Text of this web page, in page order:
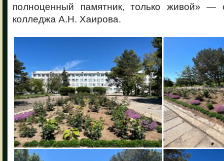
полноценный памятник, только живой» —
колледжа А.Н. Хаирова.